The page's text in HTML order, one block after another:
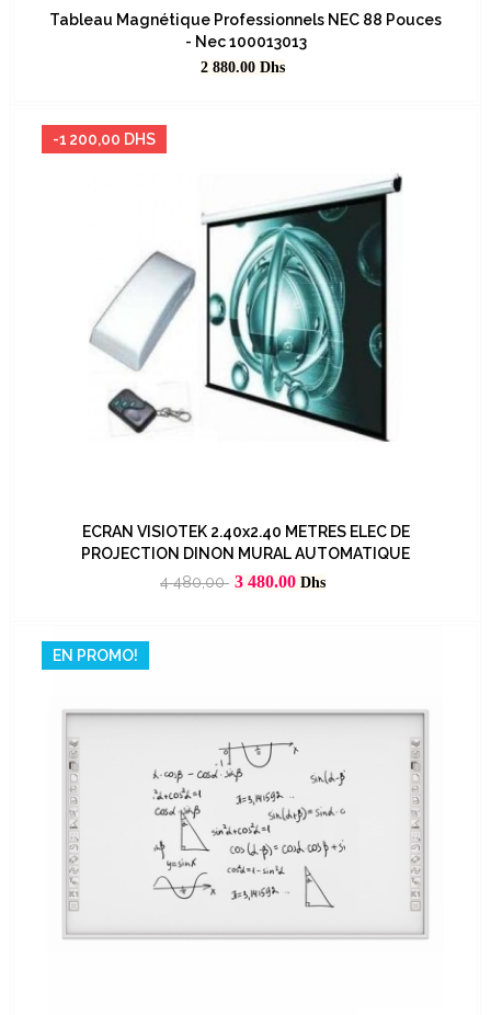
Tableau Magnétique Professionnels NEC 88 Pouces
- Nec 100013013
Prix
2 880.00 Dhs
-1 200,00 DHS
ECRAN VISIOTEK 2.40x2.40 METRES ELEC DE
PROJECTION DINON MURAL AUTOMATIQUE
Prix
4 480,00 Prix
3 480.00 Dhs
EN PROMO!